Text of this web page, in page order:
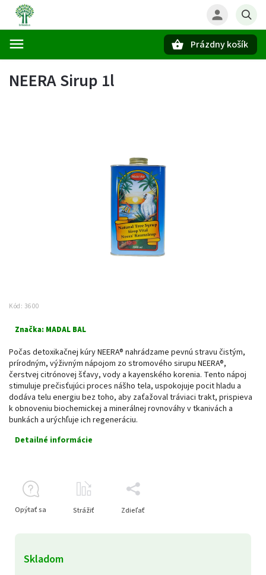
Prázdny košík
NEERA Sirup 1l
Kód: 3600
Značka: MADAL BAL
Skladom
Počas detoxikačnej kúry NEERA® nahrádzame pevnú stravu čistým,
prírodným, výživným nápojom zo stromového sirupu NEERA®,
čerstvej citrónovej šťavy, vody a kayenského korenia. Tento nápoj
stimuluje prečisťujúci proces nášho tela, uspokojuje pocit hladu a
dodáva telu energiu bez toho, aby zaťažoval tráviaci trakt, prispieva
k obnoveniu biochemickej a minerálnej rovnováhy v tkanivách a
bunkách a urýchľuje ich regeneráciu.
Detailné informácie
Opýtať sa Strážiť Zdieľať